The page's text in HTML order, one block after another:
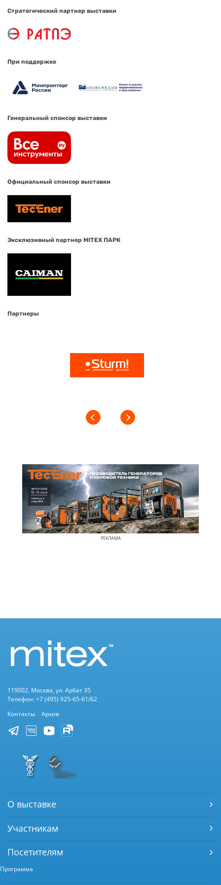
Стратегический партнер выставки
При поддержке
Генеральный спонсор выставки
Официальный спонсор выставки
Эксклюзивный партнер MITEX ПАРК
Партнеры
РЕКЛАМА
119002, Москва, ул. Арбат 35
Телефон: +7 (495) 925-65-61/62
Контакты
Архив
О выставке
Участникам
Посетителям
Программа